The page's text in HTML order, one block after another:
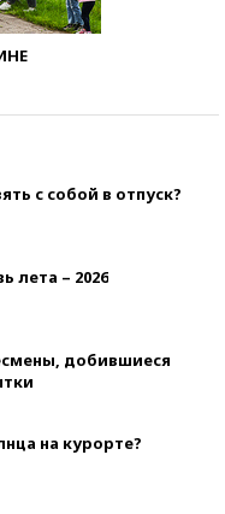
с собой в отпуск?
лета – 2026
добившиеся
на курорте?